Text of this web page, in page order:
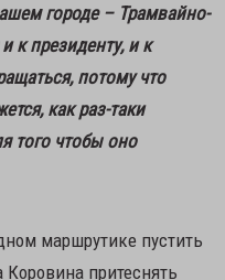
городе – Трамвайно-
к президенту, и к
потому что
как раз-таки
того чтобы оно
маршрутике пустить
притеснять